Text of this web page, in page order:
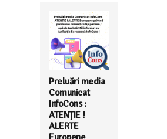
Preluări media
Comunicat
InfoCons :
ATENȚIE !
ALERTE